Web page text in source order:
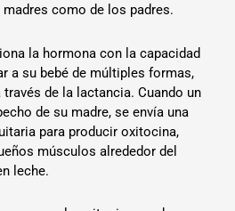
como de los padres.
la hormona con la capacidad
a su bebé de múltiples formas,
de la lactancia. Cuando un
de su madre, se envía una
para producir oxitocina,
músculos alrededor del
leche.